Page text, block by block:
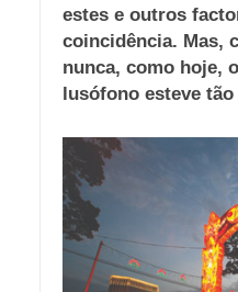
estes e outros
coincidência. Mas,
nunca, como hoje,
lusófono esteve